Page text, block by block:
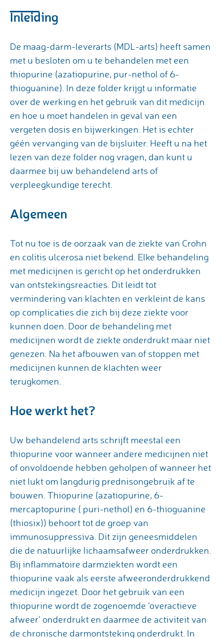
Inleiding
De maag-darm-leverarts (MDL-arts) heeft samen
met u besloten om u te behandelen met een
thiopurine (azatiopurine, pur-nethol of 6-
thioguanine). In deze folder krijgt u informatie
over de werking en het gebruik van dit medicijn
en hoe u moet handelen in geval van een
vergeten dosis en bijwerkingen. Het is echter
géén vervanging van de bijsluiter. Heeft u na het
lezen van deze folder nog vragen, dan kunt u
daarmee bij uw behandelend arts of
verpleegkundige terecht.
Algemeen
Tot nu toe is de oorzaak van de ziekte van Crohn
en colitis ulcerosa niet bekend. Elke behandeling
met medicijnen is gericht op het onderdrukken
van ontstekingsreacties. Dit leidt tot
vermindering van klachten en verkleint de kans
op complicaties die zich bij deze ziekte voor
kunnen doen. Door de behandeling met
medicijnen wordt de ziekte onderdrukt maar niet
genezen. Na het afbouwen van of stoppen met
medicijnen kunnen de klachten weer
terugkomen.
Hoe werkt het?
Uw behandelend arts schrijft meestal een
thiopurine voor wanneer andere medicijnen niet
of onvoldoende hebben geholpen of wanneer het
niet lukt om langdurig prednisongebruik af te
bouwen. Thiopurine (azatiopurine, 6-
mercaptopurine ( puri-nethol) en 6-thioguanine
(thiosix)) behoort tot de groep van
immunosuppressiva. Dit zijn geneesmiddelen
die de natuurlijke lichaamsafweer onderdrukken.
Bij inflammatoire darmziekten wordt een
thiopurine vaak als eerste afweeronderdrukkend
medicijn ingezet. Door het gebruik van een
thiopurine wordt de zogenoemde ‘overactieve
afweer’ onderdrukt en daarmee de activiteit van
de chronische darmontsteking onderdrukt. In